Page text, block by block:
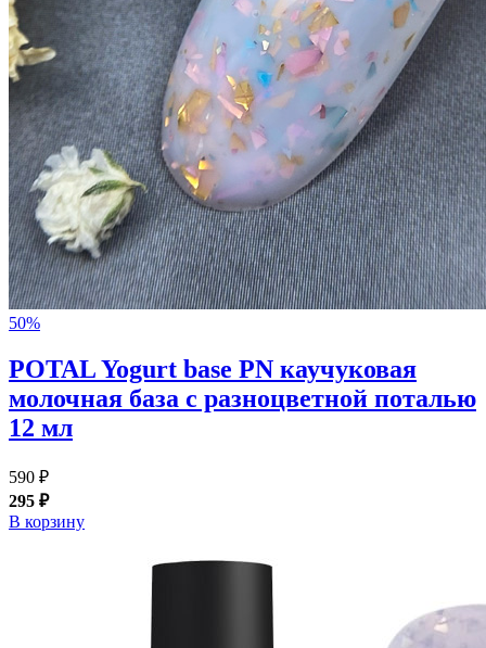
50%
POTAL Yogurt base PN каучуковая
молочная база с разноцветной поталью
12 мл
590 ₽
295 ₽
В корзину